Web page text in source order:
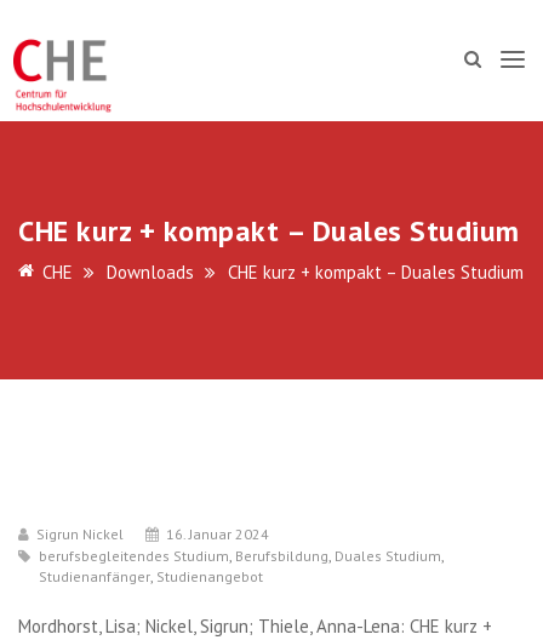
CHE kurz + kompakt – Duales Studium
CHE Downloads CHE kurz + kompakt – Duales Studium
Sigrun Nickel
16. Januar 2024
berufsbegleitendes Studium, Berufsbildung, Duales Studium,
Studienanfänger, Studienangebot
Mordhorst, Lisa; Nickel, Sigrun; Thiele, Anna-Lena: CHE kurz +